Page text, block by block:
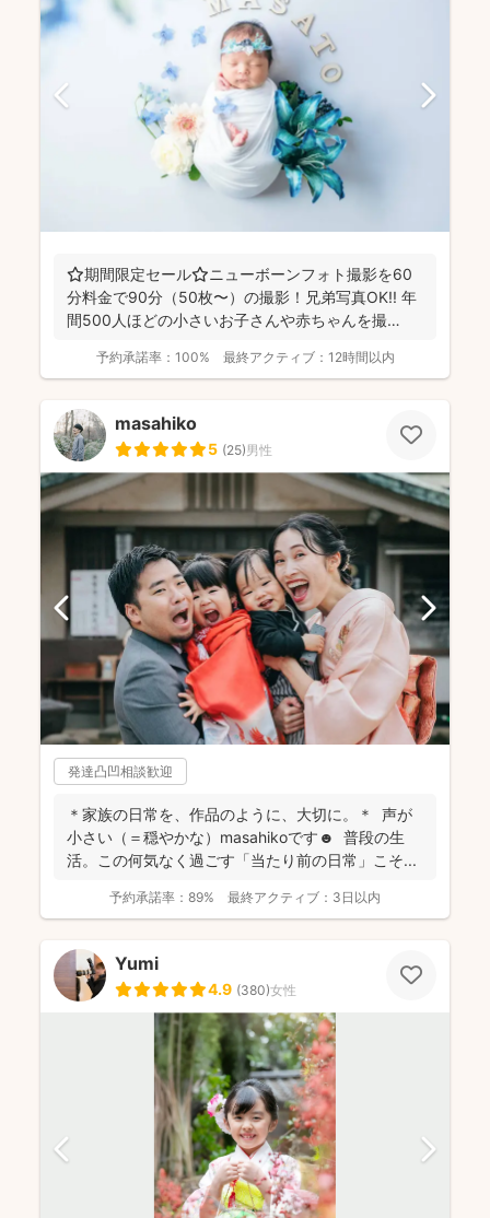
⭐️期間限定セール⭐️ニューボーンフォト撮影を60
分料金で90分（50枚〜）の撮影！兄弟写真OK!! 年
間500人ほどの小さいお子さんや赤ちゃんを撮
予約承諾率： 100% 最終アクティブ： 12時間以内
masahiko
5 (25)男性
発達凸凹相談歓迎
＊家族の日常を、作品のように、大切に。＊ 声が
小さい（＝穏やかな）masahikoです☻ 普段の生
活。この何気なく過ごす「当たり前の日常」こそ...
予約承諾率： 89% 最終アクティブ： 3日以内
Yumi
4.9 (380)女性